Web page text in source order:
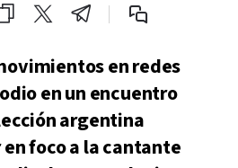
en redes
en un encuentro
argentina
foco a la cantante